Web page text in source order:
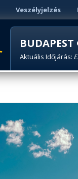
Veszélyjelzés
BUDAPEST
Aktuális Időjárás: